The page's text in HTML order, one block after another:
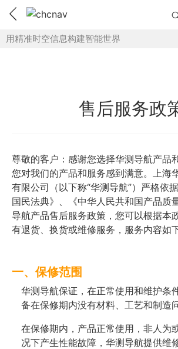
产品中心
教学视频
服务支持
线上自助寄修
维修进度查询
售前问答
行业无忧
三维智能
海洋测绘
国内分支机构
国内授权经销
申请成为伙伴
活动专区
资讯中心
了解华测
商业道德与反腐败政策
投资者关系
加入华测
用精准时空信息构建智能世界
售后服务政
尊敬的客户：感谢您选择华测导航产品
您对我们的产品和服务感到满意。上海
有限公司（以下称“华测导航”）严格依
国民法典》、《中华人民共和国产品质
导航产品售后服务政策，您可以根据本
有退货、换货或维修服务，服务内容如
一、保修范围
华测导航保证，在正常使用和维护条
备在保修期内没有材料、工艺和制造
在保修期内，产品正常使用，非人为
况下产生性能故障，华测导航提供维